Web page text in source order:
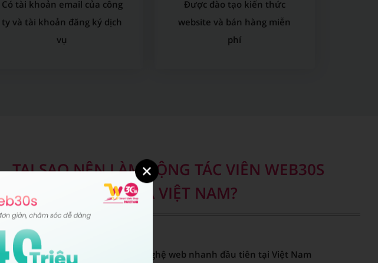
Có tài khoản email của công
ty và tài khoản đăng ký dịch
vụ
Được đào tạo kiến thức
website và bán hàng miễn
phí
TẠI SAO NÊN LÀM CỘNG TÁC VIÊN WEB30S
CỦA P.A VIỆT NAM?
Web30s là công nghệ web nhanh đầu tiên tại Việt Nam